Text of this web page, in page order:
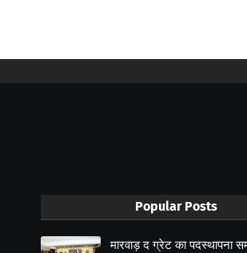
Popular Posts
मारवाड़ द ग्रेट का पदस्थापना